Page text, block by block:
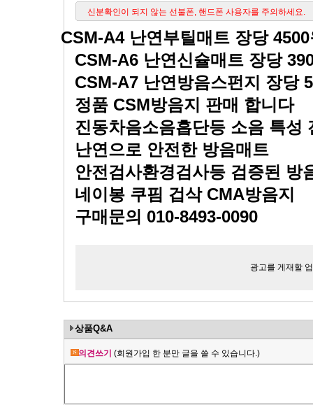
신분확인이 되지 않는 선불폰, 핸드폰 사용자를 주의하세요.
CSM-A4 난연부틸매트 장당4500
CSM-A6 난연신슐매트 장당
CSM-A7 난연방음스펀지 장당
정품 CSM방음지 판매 합니다
진동차음소음흡단등 소음 특성
난연으로 안전한 방음매트
안전검사환경검사등 검증된 방
네이봉 쿠핌 겁삭 CMA방음지
구매문의 010-8493-0090
광고를 게재할
상품Q&A
의견쓰기 (회원가입 한 분만 글을 쓸 수 있습니다.)